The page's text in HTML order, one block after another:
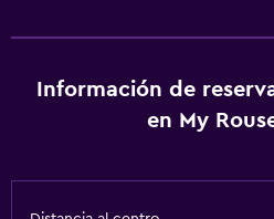
Estacionamiento y transporte
Traslado aeropuerto
Sistema de entretenimiento
Información de
en My